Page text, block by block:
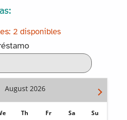
2 disponibles
August 2026
Th Fr Sa Su